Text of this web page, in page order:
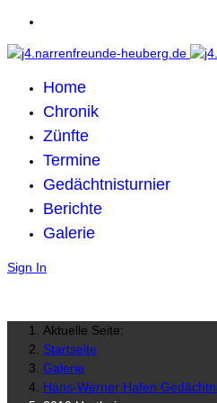
Home
Chronik
Zünfte
Termine
Gedächtnisturnier
Berichte
Galerie
Sign In
Aktuelle Seite:
Startseite
Galerie
Hans-Werner Hafen